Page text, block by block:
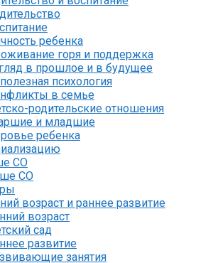
ребенка
горя и поддержка
в прошлое и в будущее
психология
в семье
родительские отношения
и младшие
ребенка
СО
СО
возраст и раннее развитие
возраст
сад
развитие
занятия